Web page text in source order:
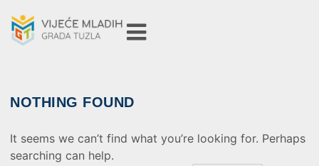
NOTHING FOUND
It seems we can’t find what you’re looking for. Perhaps
searching can help.